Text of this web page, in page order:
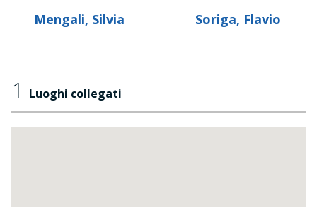
Mengali, Silvia Soriga, Flavio
1 Luoghi collegati